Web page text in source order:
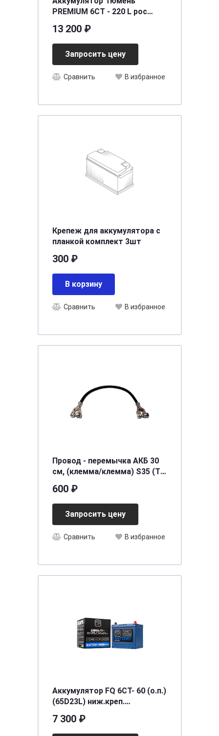
PREMIUM 6СТ - 220 L рос
13 200 ₽
Запросить цену
Сравнить В избранное
Крепеж для аккумулятора с
планкой комплект 3шт
300 ₽
В корзину
Сравнить В избранное
Провод - перемычка АКБ 30
см, (клемма/клемма) S35 (ТК
600 ₽
Запросить цену
Сравнить В избранное
Аккумулятор FQ 6СТ- 60 (о.п.)
(65D23L) ниж.креп.
7 300 ₽